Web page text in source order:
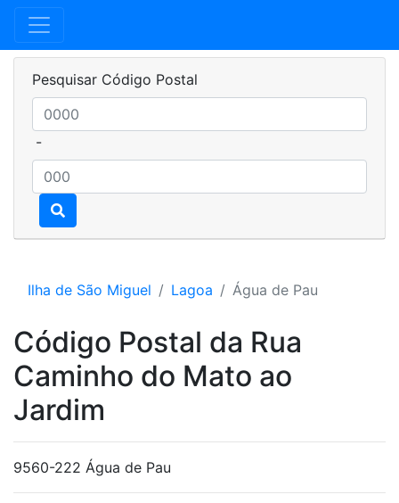
Pesquisar Código Postal
-
Ilha de São Miguel Lagoa Água de Pau
Código Postal da Rua
Caminho do Mato ao
Jardim
9560-222 Água de Pau